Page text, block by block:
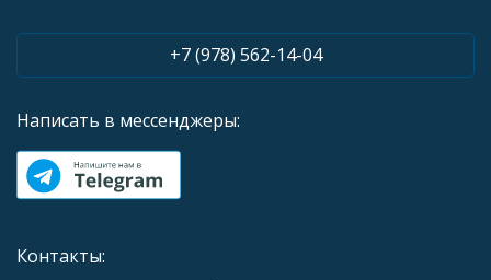
+7 (978) 562-14-04
Написать в мессенджеры:
Контакты: